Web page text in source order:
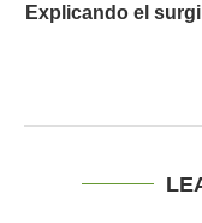
Explicando el